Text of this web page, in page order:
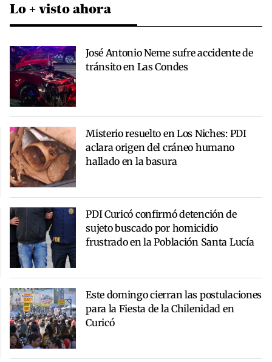
Lo + visto ahora
José Antonio Neme sufre accidente de
tránsito en Las Condes
Misterio resuelto en Los Niches: PDI
aclara origen del cráneo humano
hallado en la basura
PDI Curicó confirmó detención de
sujeto buscado por homicidio
frustrado en la Población Santa Lucía
Este domingo cierran las postulaciones
para la Fiesta de la Chilenidad en
Curicó